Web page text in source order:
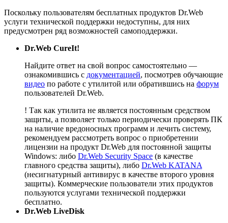
Поскольку пользователям бесплатных продуктов Dr.Web
услуги технической поддержки недоступны, для них
предусмотрен ряд возможностей самоподдержки.
Dr.Web CureIt!
Найдите ответ на свой вопрос самостоятельно —
ознакомившись с документацией, посмотрев обучающие
видео по работе с утилитой или обратившись на форум
пользователей Dr.Web.
! Так как утилита не является постоянным средством
защиты, а позволяет только периодически проверять ПК
на наличие вредоносных программ и лечить систему,
рекомендуем рассмотреть вопрос о приобретении
лицензии на продукт Dr.Web для постоянной защиты
Windows: либо Dr.Web Security Space (в качестве
главного средства защиты), либо Dr.Web KATANA
(несигнатурный антивирус в качестве второго уровня
защиты). Коммерческие пользователи этих продуктов
пользуются услугами технической поддержки
бесплатно.
Dr.Web LiveDisk